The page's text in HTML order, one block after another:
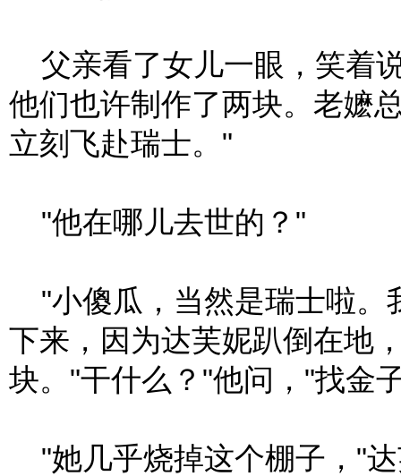
父亲看了女儿一眼，笑着
他们也许制作了两块。老嬷
立刻飞赴瑞士。"
"他在哪儿去世的？"
"小傻瓜，当然是瑞士啦
下来，因为达芙妮趴倒在地
块。"干什么？"他问，"找金
"她几乎烧掉这个棚子，"